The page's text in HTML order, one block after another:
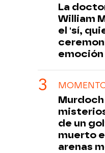
La
William
el 'sí,
emoción
de un
muerto
arenas